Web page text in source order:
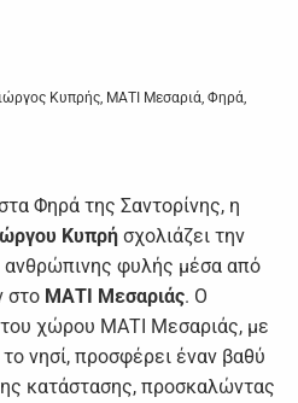
Κυπρής, ΜΑΤΙ Μεσαριά, Φηρά,
Φηρά της Σαντορίνης, η
Κυπρή σχολιάζει την
φυλής μέσα από
στο ΜΑΤΙ Μεσαριάς. Ο
του χώρου ΜΑΤΙ Μεσαριάς, με
νησί, προσφέρει έναν βαθύ
κατάστασης, προσκαλώντας